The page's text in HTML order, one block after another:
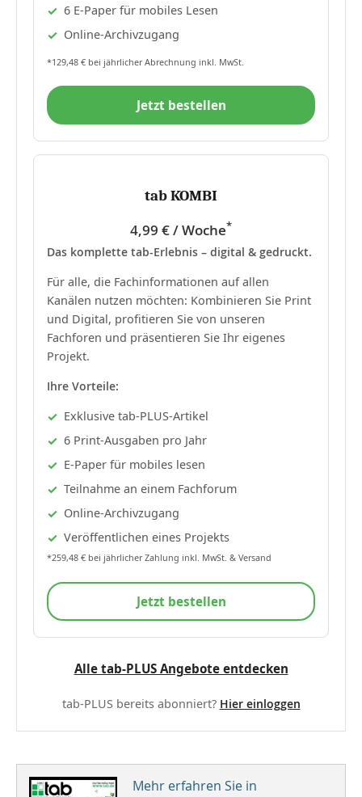
6 E-Paper für mobiles Lesen
Online-Archivzugang
*129,48 € bei jährlicher Abrechnung inkl. MwSt.
Jetzt bestellen
tab KOMBI
4,99 € / Woche*
Das komplette tab-Erlebnis – digital & gedruckt.
Für alle, die Fachinformationen auf allen
Kanälen nutzen möchten: Kombinieren Sie Print
und Digital, profitieren Sie von unseren
Fachforen und präsentieren Sie Ihr eigenes
Projekt.
Ihre Vorteile:
Exklusive tab-PLUS-Artikel
6 Print-Ausgaben pro Jahr
E-Paper für mobiles lesen
Teilnahme an einem Fachforum
Online-Archivzugang
Veröffentlichen eines Projekts
*259,48 € bei jährlicher Zahlung inkl. MwSt. & Versand
Jetzt bestellen
Alle tab-PLUS Angebote entdecken
tab-PLUS bereits abonniert? Hier einloggen
Mehr erfahren Sie in